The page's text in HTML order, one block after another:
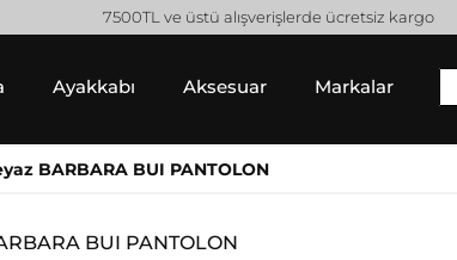
7500TL ve üstü alışverişlerde ücretsiz kargo
Ayakkabı Aksesuar Markalar
Gucci
BARBARA BUI PANTOLON